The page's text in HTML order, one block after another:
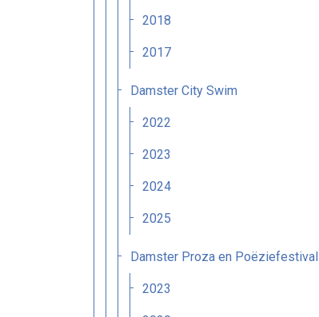
2018
2017
Damster City Swim
2022
2023
2024
2025
Damster Proza en Poëziefestival
2023